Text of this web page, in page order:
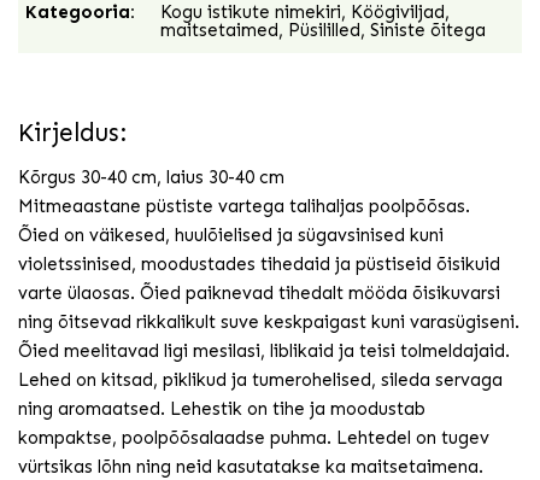
Kategooria: Kogu istikute nimekiri, Köögiviljad,
maitsetaimed, Püsililled, Siniste õitega
Kirjeldus:
Kõrgus 30-40 cm, laius 30-40 cm
Mitmeaastane püstiste vartega talihaljas poolpõõsas­.
Õied on väikesed, huulõielised ja sügavsinised kuni
violetssinised, moodustades tihedaid ja püstiseid õisikuid
varte ülaosas. Õied paiknevad tihedalt mööda õisikuvarsi
ning õitsevad rikkalikult suve keskpaigast kuni varasügiseni.
Õied meelitavad ligi mesilasi, liblikaid ja teisi tolmeldajaid.
Lehed on kitsad, piklikud ja tumerohelised, sileda servaga
ning aromaatsed. Lehestik on tihe ja moodustab
kompaktse, poolpõõsalaadse puhma. Lehtedel on tugev
vürtsikas lõhn ning neid kasutatakse ka maitsetaimena.